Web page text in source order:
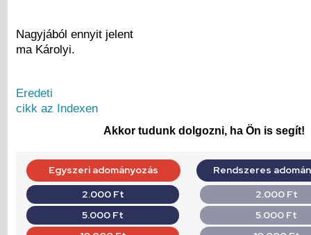
Nagyjából ennyit jelent
ma Károlyi.
Eredeti
cikk az Indexen
Akkor tudunk dolgozni, ha Ön is segít!